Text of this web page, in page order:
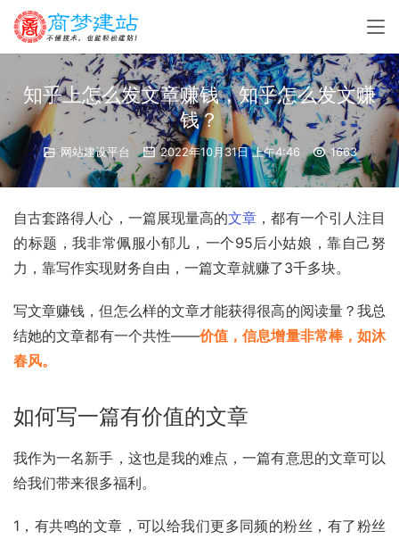
知乎上怎么发文章赚钱，知乎怎么发文赚
钱？
网站建设平台 2022年10月31日 上午4:46 1663
自古套路得人心，一篇展现量高的文章 ，都有一个引人注目
的标题，我非常佩服小郁儿，一个95后小姑娘，靠自己努
力，靠写作实现财务自由，一篇文章就赚了3千多块。
写文章赚钱，但怎么样的文章才能获得很高的阅读量？我总
结她的文章都有一个共性——价值，信息增量非常棒，如沐
春风。
如何写一篇有价值的文章
我作为一名新手，这也是我的难点，一篇有意思的文章可以
给我们带来很多福利。
1，有共鸣的文章，可以给我们更多同频的粉丝，有了粉丝